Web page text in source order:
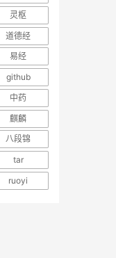
灵枢
道德经
易经
github
中药
麒麟
八段锦
tar
ruoyi